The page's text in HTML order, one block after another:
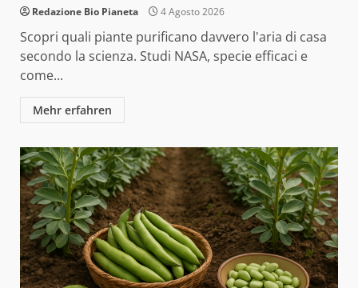
Redazione Bio Pianeta 4 Agosto 2026
Scopri quali piante purificano davvero l'aria di casa
secondo la scienza. Studi NASA, specie efficaci e
come...
Mehr erfahren